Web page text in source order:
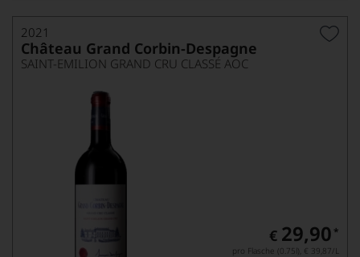
2021
Château Grand Corbin-Despagne
SAINT-EMILION GRAND CRU CLASSÉ AOC
€ 29,90 *
pro Flasche (0.75l), € 39,87/L